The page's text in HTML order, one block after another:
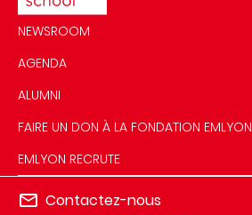
NEWSROOM
AGENDA
ALUMNI
FAIRE UN DON À LA FONDATION EMLYON
EMLYON RECRUTE
Contactez-nous